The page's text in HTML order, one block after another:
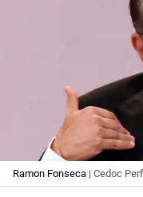
Ramon Fonseca | Cedoc